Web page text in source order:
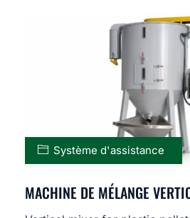
Système d'assistance
MACHINE DE MÉLANGE